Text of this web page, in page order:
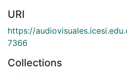
URI
https://
7366
Collections